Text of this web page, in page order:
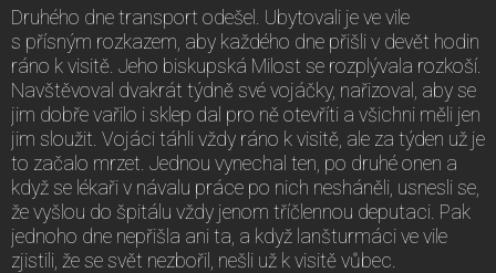
Druhého dne transport odešel. Ubytovali je ve vile
s přísným rozkazem, aby každého dne přišli v devět hodin
ráno k visitě. Jeho biskupská Milost se rozplývala rozkoší.
Navštěvoval dvakrát týdně své vojáčky, nařizoval, aby se
jim dobře vařilo i sklep dal pro ně otevříti a všichni měli jen
jim sloužit. Vojáci táhli vždy ráno k visitě, ale za týden už je
to začalo mrzet. Jednou vynechal ten, po druhé onen a
když se lékaři v návalu práce po nich nesháněli, usnesli se,
že vyšlou do špitálu vždy jenom tříčlennou deputaci. Pak
jednoho dne nepřišla ani ta, a když lanšturmáci ve vile
zjistili, že se svět nezbořil, nešli už k visitě vůbec.